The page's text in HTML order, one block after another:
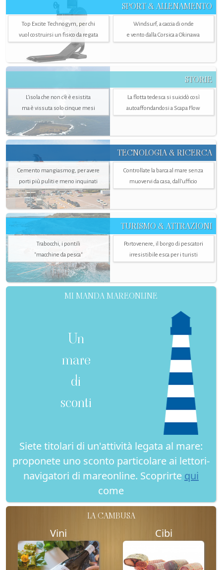
SPORT & ALLENAMENTO
Top Excite Technogym, per chi
vuol costruirsi un fisico da regata
Windsurf, a caccia di onde
e vento dalla Corsica a Okinawa
STORIE
L’isola che non c'è è esistita
ma è vissuta solo cinque mesi
La flotta tedesca si suicidò così
autoaffondandosi a Scapa Flow
TECNOLOGIA & RICERCA
Cemento mangiasmog, per avere
porti più puliti e meno inquinati
Controllate la barca al mare senza
muovervi da casa, dall’ufficio
TURISMO & ATTRAZIONI
Trabocchi, i pontili
"macchine da pesca"
Portovenere, il borgo di pescatori
irresistibile esca per i turisti
MI MANDA MAREONLINE
Un
mare
di
sconti
Siete titolari di un'attività legata al mare:
proponete uno sconto particolare ai lettori-
navigatori di mareonline. Scoprirte qui
come
LA CAMBUSA
Vini Cibi